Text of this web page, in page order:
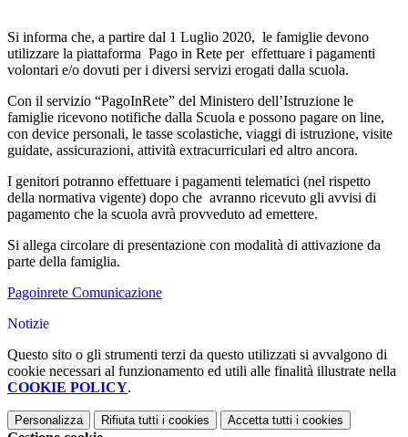
Si informa che, a partire dal 1 Luglio 2020, le famiglie devono
utilizzare la piattaforma Pago in Rete per effettuare i pagamenti
volontari e/o dovuti per i diversi servizi erogati dalla scuola.
Con il servizio “PagoInRete” del Ministero dell’Istruzione le
famiglie ricevono notifiche dalla Scuola e possono pagare on line,
con device personali, le tasse scolastiche, viaggi di istruzione, visite
guidate, assicurazioni, attività extracurriculari ed altro ancora.
I genitori potranno effettuare i pagamenti telematici (nel rispetto
della normativa vigente) dopo che avranno ricevuto gli avvisi di
pagamento che la scuola avrà provveduto ad emettere.
Si allega circolare di presentazione con modalità di attivazione da
parte della famiglia.
Pagoinrete Comunicazione
Notizie
Questo sito o gli strumenti terzi da questo utilizzati si avvalgono di
cookie necessari al funzionamento ed utili alle finalità illustrate nella
COOKIE POLICY.
Personalizza Rifiuta tutti i cookies Accetta tutti i cookies